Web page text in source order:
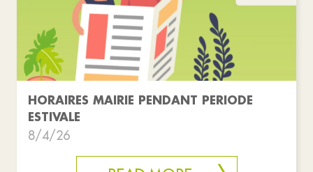
HORAIRES MAIRIE PENDANT PERIODE
ESTIVALE
8/4/26